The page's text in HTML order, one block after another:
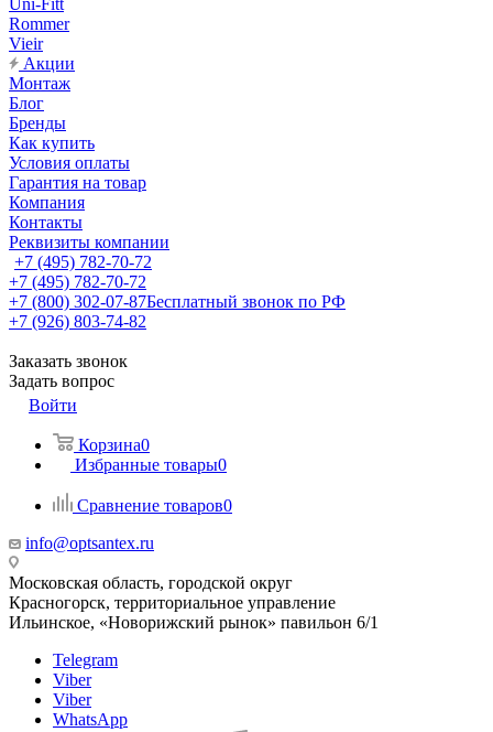
Uni-Fitt
Rommer
Vieir
Акции
Монтаж
Блог
Бренды
Как купить
Условия оплаты
Гарантия на товар
Компания
Контакты
Реквизиты компании
+7 (495) 782-70-72
+7 (495) 782-70-72
+7 (800) 302-07-87Бесплатный звонок по РФ
+7 (926) 803-74-82
Заказать звонок
Задать вопрос
Войти
Корзина0
Избранные товары0
Сравнение товаров0
info@optsantex.ru
Московская область, городской округ
Красногорск, территориальное управление
Ильинское, «Новорижский рынок» павильон 6/1
Telegram
Viber
Viber
WhatsApp